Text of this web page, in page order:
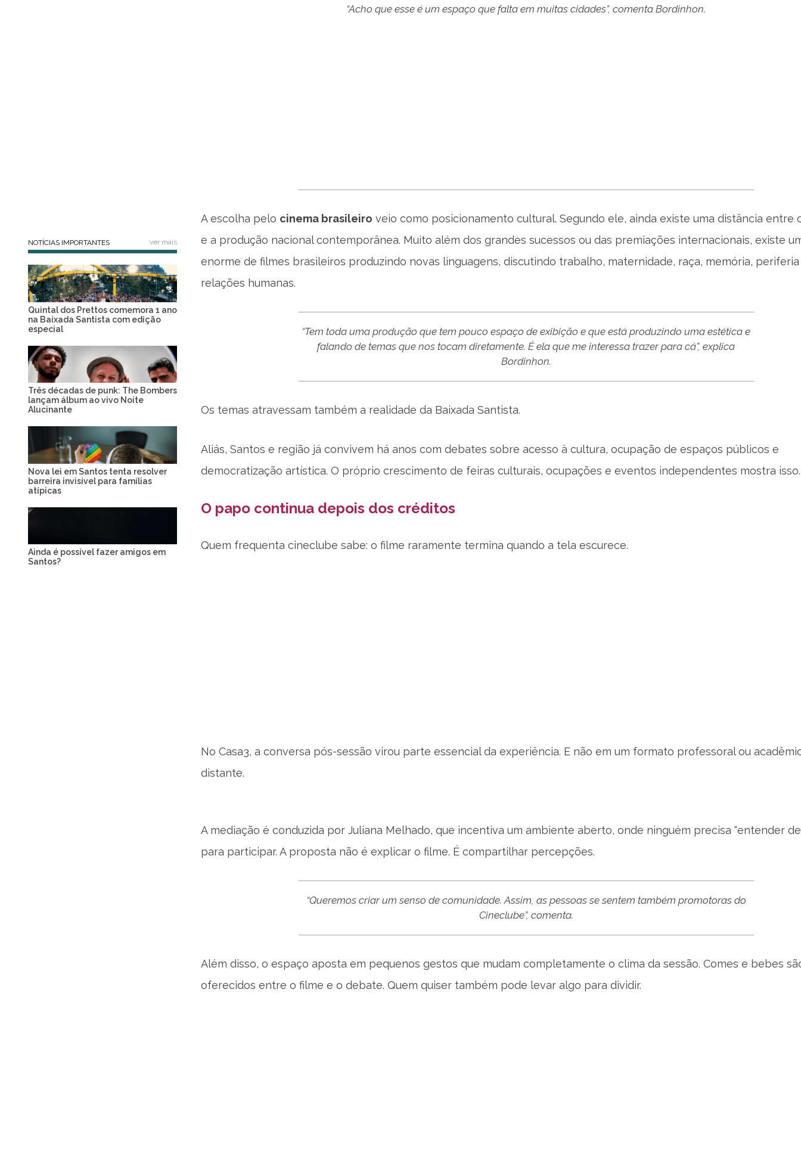
“Acho que esse é um espaço que falta em muitas cidades”, comenta Bordinhon.
A escolha pelo cinema brasileiro veio como posicionamento cultural. Segundo ele, ainda existe uma distância entre
e a produção nacional contemporânea. Muito além dos grandes sucessos ou das premiações internacionais, existe
enorme de filmes brasileiros produzindo novas linguagens, discutindo trabalho, maternidade, raça, memória,
relações humanas.
“Tem toda uma produção que tem pouco espaço de exibição e que está produzindo uma estética e
falando de temas que nos tocam diretamente. É ela que me interessa trazer para cá”, explica
Bordinhon.
Os temas atravessam também a realidade da Baixada Santista.
Aliás, Santos e região já convivem há anos com debates sobre acesso à cultura, ocupação de espaços públicos e
democratização artística. O próprio crescimento de feiras culturais, ocupações e eventos independentes mostra isso.
O papo continua depois dos créditos
Quem frequenta cineclube sabe: o filme raramente termina quando a tela escurece.
No Casa3, a conversa pós-sessão virou parte essencial da experiência. E não em um formato professoral ou
distante.
A mediação é conduzida por Juliana Melhado, que incentiva um ambiente aberto, onde ninguém precisa “entender de
para participar. A proposta não é explicar o filme. É compartilhar percepções.
“Queremos criar um senso de comunidade. Assim, as pessoas se sentem também promotoras do
Cineclube”, comenta.
Além disso, o espaço aposta em pequenos gestos que mudam completamente o clima da sessão. Comes e bebes
oferecidos entre o filme e o debate. Quem quiser também pode levar algo para dividir.
NOTÍCIAS IMPORTANTES ver mais
Quintal dos Prettos comemora 1 ano
na Baixada Santista com edição
especial
Três décadas de punk: The Bombers
lançam álbum ao vivo Noite
Alucinante
Nova lei em Santos tenta resolver
barreira invisível para famílias
atípicas
Ainda é possível fazer amigos em
Santos?